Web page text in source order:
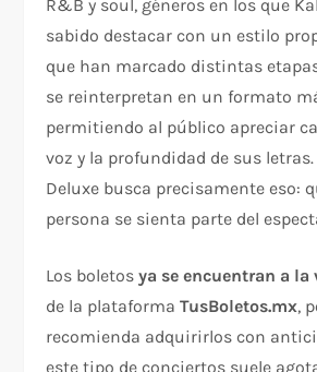
R&B y soul, géneros en los que
sabido destacar con un estilo
que han marcado distintas
se reinterpretan en un formato
permitiendo al público apreciar
voz y la profundidad de sus
Deluxe busca precisamente eso:
persona se sienta parte del
Los boletosya se encuentran a la
de la plataformaTusBoletos.mx,
recomienda adquirirlos con
este tipo de conciertos suele